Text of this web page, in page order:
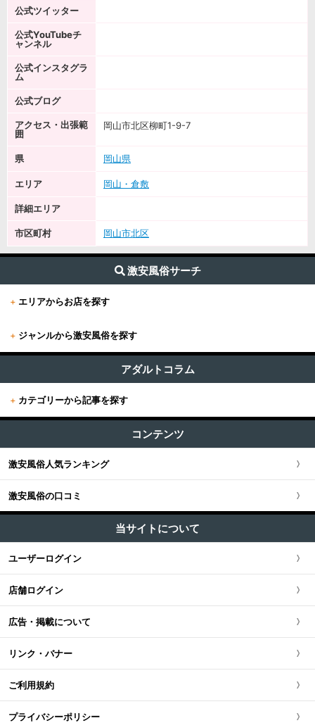
公式ツイッター
公式YouTubeチ
ャンネル
公式インスタグラ
ム
公式ブログ
アクセス・出張範
囲
岡山市北区柳町1-9-7
県 岡山県
エリア 岡山・倉敷
詳細エリア
市区町村 岡山市北区
激安風俗サーチ
+ エリアからお店を探す
+東京
東京全域
新宿・歌舞伎町・新大久保・高田馬場
池袋・大塚・巣鴨
五反田・品川・高輪・蒲田
新橋・汐留・銀座・六本木
上野・鶯谷・神田・秋葉原
錦糸町・葛西・葛飾
立川・八王子・町田
関東版TOP
埼玉県
神奈川県
茨城県
栃木県
群馬県
+関西
関西全域
大阪府
兵庫県
滋賀県
奈良県
和歌山県
東海・北陸・甲信越版TOP
東海・北陸・甲信越全域
静岡県
新潟県
岐阜県
三重県
山梨県
中国・四国版TOP
中国・四国全域
広島県
岡山県
鳥取県
島根県
+九州・沖縄
九州・沖縄版TOP
九州・沖縄全域
福岡県
熊本県
佐賀県
+ ジャンルから激安風俗を探す
セクキャバ (83)
ホテヘル (32)
ファッションヘルス (90)
デリヘル (210)
ピンサロ (27)
オナクラ・手コキ (117)
アダルトコラム
+ カテゴリーから記事を探す
コンテンツ
激安風俗人気ランキング
激安風俗の口コミ
当サイトについて
ユーザーログイン
店舗ログイン
広告・掲載について
リンク・バナー
ご利用規約
プライバシーポリシー